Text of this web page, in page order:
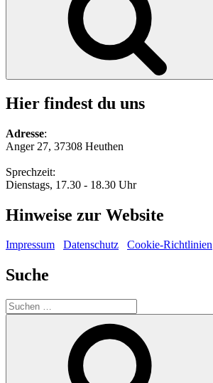
Hier findest du uns
Adresse:
Anger 27, 37308 Heuthen
Sprechzeit:
Dienstags, 17.30 - 18.30 Uhr
Hinweise zur Website
Impressum Datenschutz Cookie-Richtlinien
Suche
Suche
nach: